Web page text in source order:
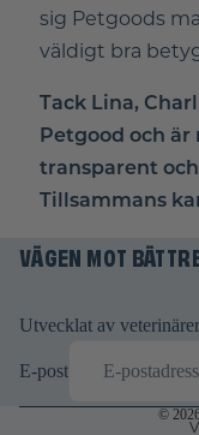
sig Petgoods
väldigt bra
Tack Lina,
Petgood och är
transparent
Tillsammans
VÄGEN MOT
Utvecklat av
E-post
©
Rättsligt